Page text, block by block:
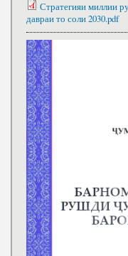
Стратегияи миллии
давраи то соли 2030.pdf